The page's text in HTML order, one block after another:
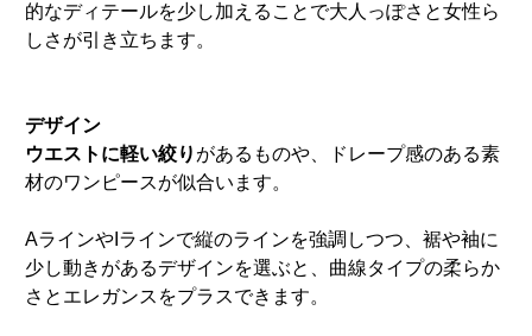
的なディテールを少し加えることで大人っぽさと女性ら
しさが引き立ちます。
デザイン
ウエストに軽い絞り があるものや、ドレープ感のある素
材のワンピースが似合います。
AラインやIラインで縦のラインを強調しつつ、裾や袖に
少し動きがあるデザインを選ぶと、曲線タイプの柔らか
さとエレガンスをプラスできます。